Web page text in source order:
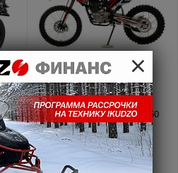
Мотоцикл MOTOLAND
(МОТОЛЕНД) Кросс CRF 250
(172FMM)
154 600 ₽
171780,00 руб.
×